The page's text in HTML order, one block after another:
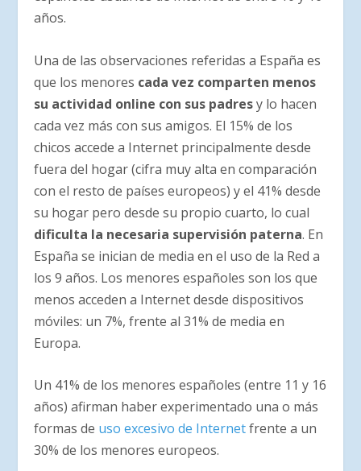
años.
Una de las observaciones referidas a España es
que los menores cada vez comparten menos
su actividad online con sus padresy lo hacen
cada vez más con sus amigos. El 15% de los
chicos accede a Internet principalmente desde
fuera del hogar (cifra muy alta en comparación
con el resto de países europeos) y el 41% desde
su hogar pero desde su propio cuarto, lo cual
dificulta la necesaria supervisión paterna. En
España se inician de media en el uso de la Red a
los 9 años. Los menores españoles son los que
menos acceden a Internet desde dispositivos
móviles: un 7%, frente al 31% de media en
Europa.
Un 41% de los menores españoles (entre 11 y 16
años) afirman haber experimentado una o más
formas de uso excesivo de Internetfrente a un
30% de los menores europeos.